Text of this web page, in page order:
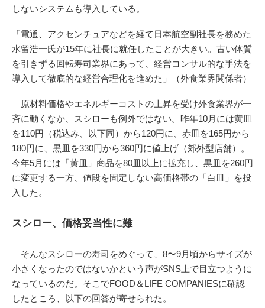
しないシステムも導入している。
「電通、アクセンチュアなどを経て日本航空副社長を務めた
水留浩一氏が15年に社長に就任したことが大きい。古い体質
を引きずる回転寿司業界にあって、経営コンサル的な手法を
導入して徹底的な経営合理化を進めた」（外食業界関係者）
原材料価格やエネルギーコストの上昇を受け外食業界が一
斉に動くなか、スシローも例外ではない。昨年10月には黄皿
を110円（税込み、以下同）から120円に、赤皿を165円から
180円に、黒皿を330円から360円に値上げ（郊外型店舗）。
今年5月には「黄皿」商品を80皿以上に拡充し、黒皿を260円
に変更する一方、値段を固定しない高価格帯の「白皿」を投
入した。
スシロー、価格妥当性に難
そんなスシローの寿司をめぐって、8〜9月頃からサイズが
小さくなったのではないかという声がSNS上で目立つように
なっているのだ。そこでFOOD＆LIFE COMPANIESに確認
したところ、以下の回答が寄せられた。